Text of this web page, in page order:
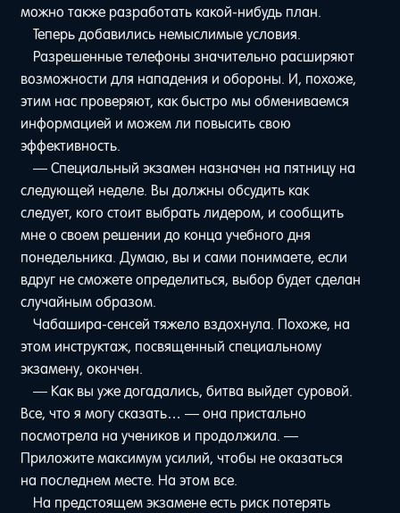
можно также разработать какой-нибудь план.
Теперь добавились немыслимые условия.
Разрешенные телефоны значительно расширяют
возможности для нападения и обороны. И, похоже,
этим нас проверяют, как быстро мы обмениваемся
информацией и можем ли повысить свою
эффективность.
— Специальный экзамен назначен на пятницу на
следующей неделе. Вы должны обсудить как
следует, кого стоит выбрать лидером, и сообщить
мне о своем решении до конца учебного дня
понедельника. Думаю, вы и сами понимаете, если
вдруг не сможете определиться, выбор будет сделан
случайным образом.
Чабашира-сенсей тяжело вздохнула. Похоже, на
этом инструктаж, посвященный специальному
экзамену, окончен.
— Как вы уже догадались, битва выйдет суровой.
Все, что я могу сказать… — она пристально
посмотрела на учеников и продолжила. —
Приложите максимум усилий, чтобы не оказаться
на последнем месте. На этом все.
На предстоящем экзамене есть риск потерять